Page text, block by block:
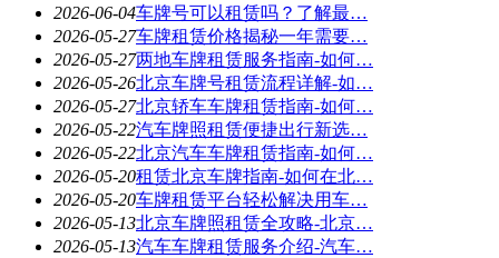
2026-06-04车牌号可以租赁吗？了解最…
2026-05-27车牌租赁价格揭秘一年需要…
2026-05-27两地车牌租赁服务指南-如何…
2026-05-26北京车牌号租赁流程详解-如…
2026-05-27北京轿车车牌租赁指南-如何…
2026-05-22汽车牌照租赁便捷出行新选…
2026-05-22北京汽车车牌租赁指南-如何…
2026-05-20租赁北京车牌指南-如何在北…
2026-05-20车牌租赁平台轻松解决用车…
2026-05-13北京车牌照租赁全攻略-北京…
2026-05-13汽车车牌租赁服务介绍-汽车…